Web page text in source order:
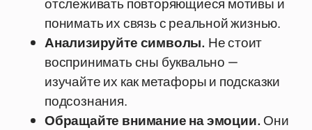
понимать их связь с реальной жизнью.
Анализируйте символы. Не стоит
воспринимать сны буквально —
изучайте их как метафоры и подсказки
подсознания.
Обращайте внимание на эмоции. Они